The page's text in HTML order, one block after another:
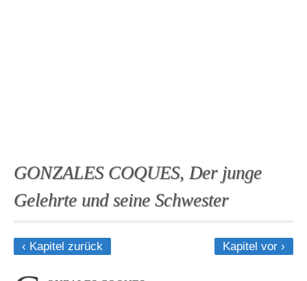
GONZALES COQUES, Der junge
Gelehrte und seine Schwester
‹ Kapitel zurück Kapitel vor ›